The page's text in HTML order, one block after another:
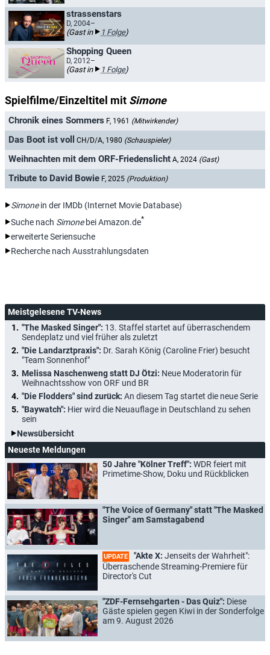
strassenstars
D, 2004–
(Gast in 1 Folge)
Shopping Queen
D, 2012–
(Gast in 1 Folge)
Spielfilme/Einzeltitel mit Simone
Chronik eines Sommers F, 1961 (Mitwirkender)
Das Boot ist voll CH/D/A, 1980 (Schauspieler)
Weihnachten mit dem ORF-Friedenslicht A, 2024 (Gast)
Tribute to David Bowie F, 2025 (Produktion)
Simonein der IMDb (Internet Movie Database)
Suche nach Simone bei Amazon.de*
erweiterte Seriensuche
Recherche nach Ausstrahlungsdaten
Meistgelesene TV-News
"The Masked Singer": 13. Staffel startet auf überraschendem
Sendeplatz und viel früher als zuletzt
"Die Landarztpraxis": Dr. Sarah König (Caroline Frier) besucht
"Team Sonnenhof"
Melissa Naschenweng statt DJ Ötzi: Neue Moderatorin für
Weihnachtsshow von ORF und BR
"Die Flodders" sind zurück: An diesem Tag startet die neue Serie
"Baywatch": Hier wird die Neuauflage in Deutschland zu sehen
sein
Newsübersicht
Neueste Meldungen
50 Jahre "Kölner Treff": WDR feiert mit
Primetime-Show, Doku und Rückblicken
"The Voice of Germany" statt "The Masked
Singer" am Samstagabend
UPDATE "Akte X: Jenseits der Wahrheit":
Überraschende Streaming-Premiere für
Director's Cut
"ZDF-Fernsehgarten - Das Quiz": Diese
Gäste spielen gegen Kiwi in der Sonderfolge
am 9. August 2026